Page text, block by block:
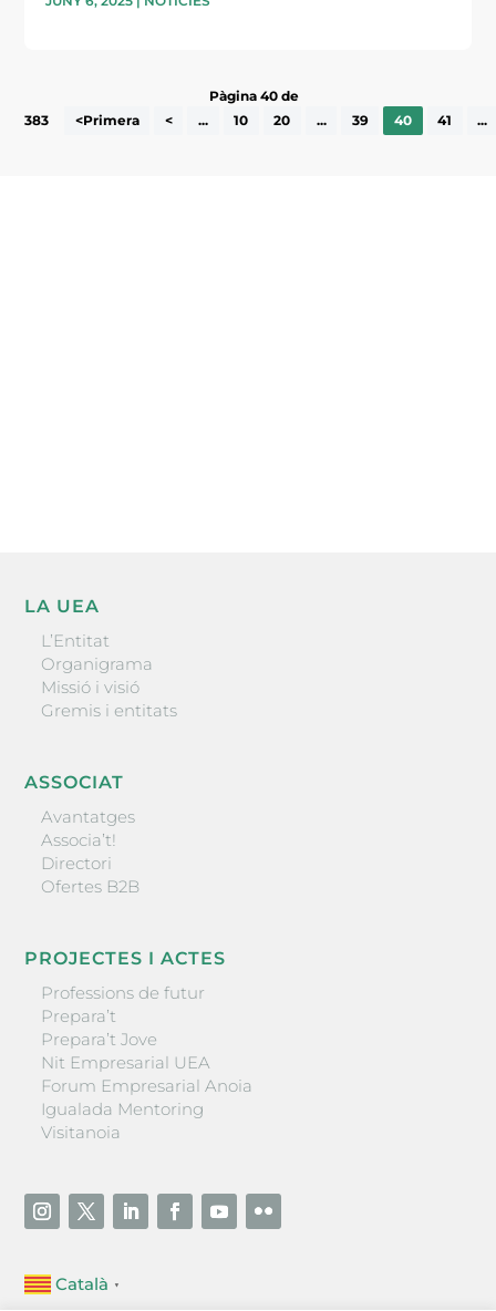
Pàgina 40 de
383
<Primera < ... 10 20 ... 39 40 41 ...
LA UEA
L’Entitat
Organigrama
Missió i visió
Gremis i entitats
ASSOCIAT
Avantatges
Associa’t!
Directori
Ofertes B2B
PROJECTES I ACTES
Professions de futur
Prepara’t
Prepara’t Jove
Nit Empresarial UEA
Forum Empresarial Anoia
Igualada Mentoring
Visitanoia
Català ▼